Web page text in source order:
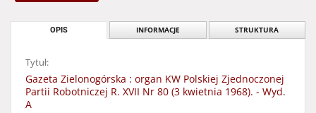
OPIS INFORMACJE STRUKTURA
Tytuł:
Gazeta Zielonogórska : organ KW Polskiej Zjednoczonej
Partii Robotniczej R. XVII Nr 80 (3 kwietnia 1968). - Wyd.
A